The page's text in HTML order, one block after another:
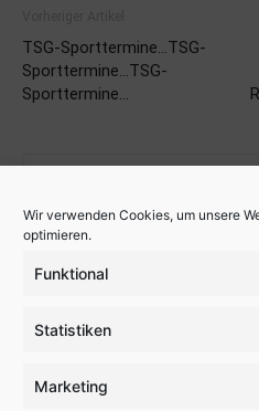
Wir verwenden Cookies, um unsere
optimieren.
Funktional
Statistiken
Marketing
TSG-Sporttermine…TSG-
Sporttermine…TSG-
Sporttermine…